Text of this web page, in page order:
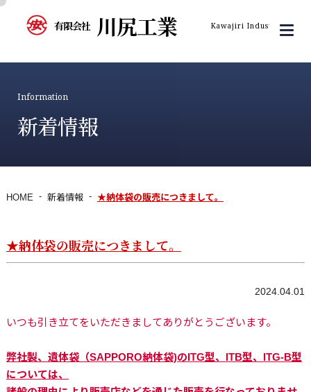
有限会社 川尻工業 Kawajiri Industry Inc.
Information
新着情報
HOME 新着情報 ★納体袋の販売につきまして。
★納体袋の販売につきまして。
2024.04.01
いつも引き立てをいただきましてありがとうございます。
弊社製、遺体袋（SAPPORO納体袋)のITG型、ITB型、ITG-B型
については、